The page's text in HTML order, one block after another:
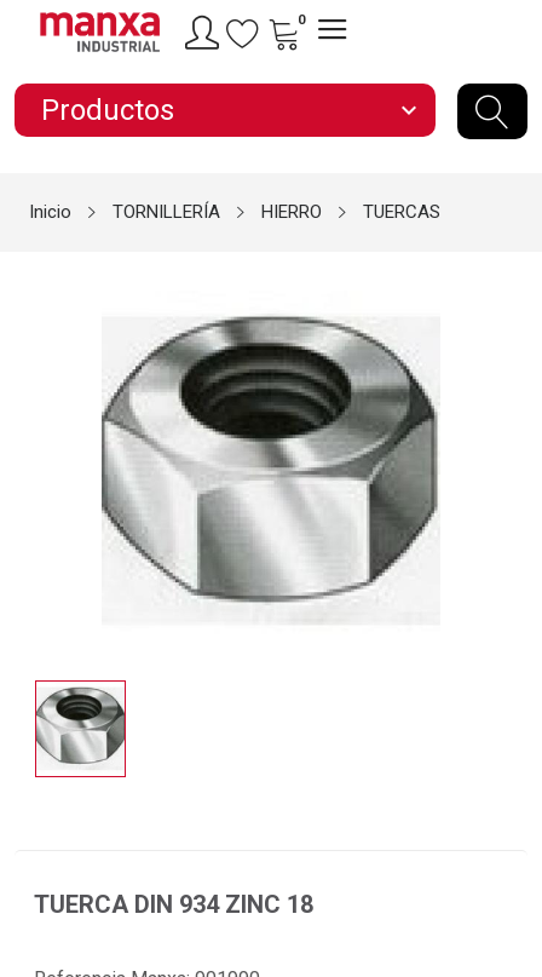
0
Productos expand_more
Inicio TORNILLERÍA HIERRO TUERCAS
TUERCA DIN 934 ZINC 18